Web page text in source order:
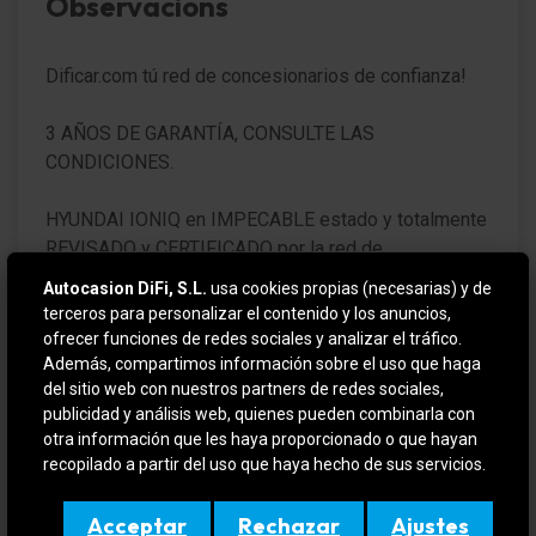
Regulación del alcance de las luces autom
Función automática de las luces (Follow me home)
Apagado luces automático
Pilotos traseros LED
3. Luces de freno
Luz de día LED
Lavafaros (Equipo lavafaros)
Dificar.com tú red de concesionarios de confianza!
3 AÑOS DE GARANTÍA, CONSULTE LAS
CONDICIONES.
HYUNDAI IONIQ en IMPECABLE estado y totalmente
REVISADO y CERTIFICADO por la red de
concesionarios HYUNDAI con 12 meses de garantía
desde el día de entrega.
VEHICULO EN OFERTA SI SE FINANCIA
Para más información contactar por teléfono o e-mail
o si quiere verlo y probarlo sin compromiso en (
DIFIMOLINS / DIFIGIRONA ). Amplio stock en
constante renovación, aceptamos su vehículo como
Autocasion DiFi, S.L. usa cookies propias (necesarias) y de
terceros para personalizar el contenido y los anuncios,
ofrecer funciones de redes sociales y analizar el tráfico.
Además, compartimos información sobre el uso que haga
del sitio web con nuestros partners de redes sociales,
publicidad y análisis web, quienes pueden combinarla con
otra información que les haya proporcionado o que hayan
recopilado a partir del uso que haya hecho de sus servicios.
Acceptar Rechazar Ajustes